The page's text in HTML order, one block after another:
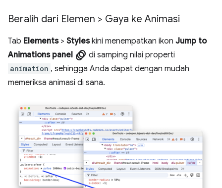
Beralih dari Elemen > Gaya ke Animasi
Tab Elements> Styleskini menempatkan ikon Jump to
Animations panel animation di samping nilai properti
animation , sehingga Anda dapat dengan mudah
memeriksa animasi di sana.